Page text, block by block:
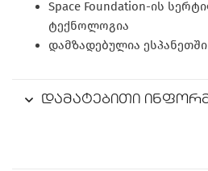
Space Foundation-ის
ტექნოლოგია
დამზადებულია ესპანეთში
დამატებითი